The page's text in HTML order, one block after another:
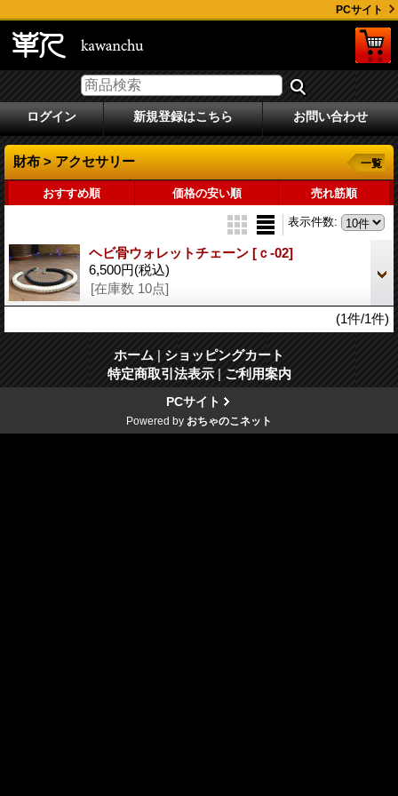
PCサイト
ログイン 新規登録はこちら お問い合わせ
財布 > アクセサリー 一覧
おすすめ順 価格の安い順 売れ筋順
表示件数:
ヘビ骨ウォレットチェーン [ｃ-02]
6,500円(税込)
[在庫数 10点]
(1件/1件)
ホーム | ショッピングカート
特定商取引法表示 | ご利用案内
PCサイト
Powered by おちゃのこネット